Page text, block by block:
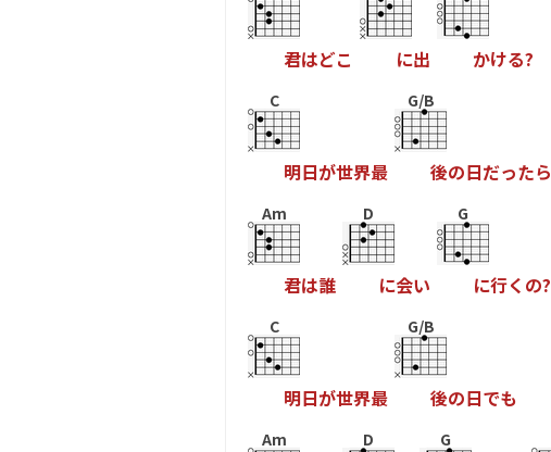
君はどこ に出 かける?
C
明日が世界最
G/B
後の日だったら
Am
君は誰
D
に会い
G
に行く の?
C
明日が世界最
G/B
後の日でも
Am D G